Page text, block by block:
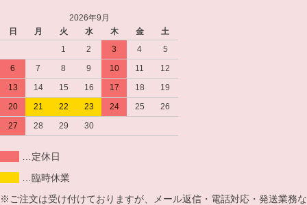
2026年9月
日
月 火 水 木 金
土
1
2 3 4
5
6
7 8 9 10 11
12
13
14 15 16 17 18
19
20
21 22 23 24 25
26
27
28 29 30
…定休日
…臨時休業
※ご注文は受け付けておりますが、メール返信・電話対応・発送業務な